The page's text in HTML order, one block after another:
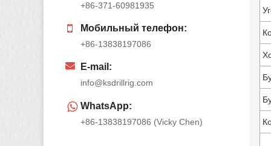
+86-371-60981935
Мобильный телефон:
+86-13838197086
E-mail:
info@ksdrillrig.com
WhatsApp:
+86-13838197086 (Vicky Chen)